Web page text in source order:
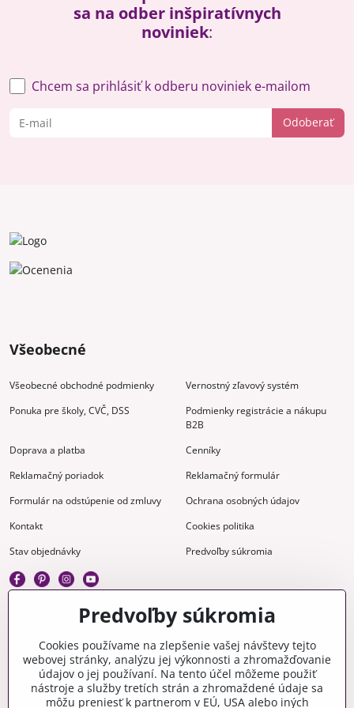
sa na odber inšpiratívnych
noviniek:
Odoberať
Chcem sa prihlásiť k odberu noviniek e-mailom
Všeobecné
Všeobecné obchodné podmienky
Vernostný zľavový systém
Ponuka pre školy, CVČ, DSS
Podmienky registrácie a nákupu
B2B
Doprava a platba
Cenníky
Reklamačný poriadok
Reklamačný formulár
Formulár na odstúpenie od zmluvy
Ochrana osobných údajov
Kontakt
Cookies politika
Stav objednávky
Predvoľby súkromia
Gravírovanie
Materiály na stiahnutie
Videonávody
Blog
Predvoľby súkromia
Cookies používame na zlepšenie vašej návštevy tejto
webovej stránky, analýzu jej výkonnosti a zhromažďovanie
údajov o jej používaní. Na tento účel môžeme použiť
nástroje a služby tretích strán a zhromaždené údaje sa
môžu preniesť k partnerom v EÚ, USA alebo iných